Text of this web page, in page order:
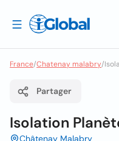
France/Chatenay malabry/
Partager
Isolation
Châtenay Malabry